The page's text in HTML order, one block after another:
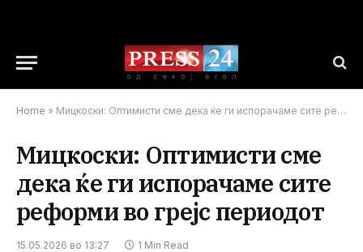
Home » Мицкоски: Оптимисти сме дека ќе ги испорачаме сите реформи во грејс периодот
Мицкоски: Оптимисти сме
дека ќе ги испорачаме сите
реформи во грејс периодот
15.05.2026 во 13:27 1 Min Read